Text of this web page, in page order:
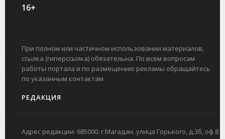
16+
При полном или частичном использовании материалов,
ссылка (гиперссылка) обязательна. По всем вопросам
работы портала и по размещению рекламы обращайтесь
по указанным контактам
РЕДАКЦИЯ
Адрес редакции: 685000. г.Магадан. улица Горького, д.3б, оф.8